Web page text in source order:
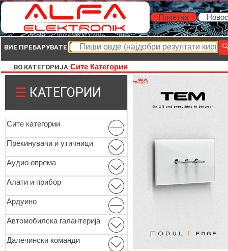
Почетна
ВИЕ ПРЕБАРУВАТЕ:
ВО КАТЕГОРИЈА:Сите Категории
☰ КАТЕГОРИИ
Сите категории
Прекинувачи и утичници
Аудио опрема
Алати и прибор
Ардуино
Автомобилска галантерија
Далечински команди